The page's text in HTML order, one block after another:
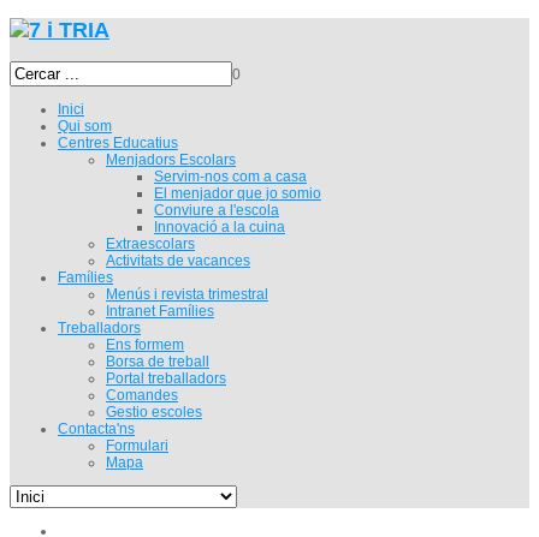
0
Inici
Qui som
Centres Educatius
Menjadors Escolars
Servim-nos com a casa
El menjador que jo somio
Conviure a l'escola
Innovació a la cuina
Extraescolars
Activitats de vacances
Famílies
Menús i revista trimestral
Intranet Famílies
Treballadors
Ens formem
Borsa de treball
Portal treballadors
Comandes
Gestio escoles
Contacta'ns
Formulari
Mapa